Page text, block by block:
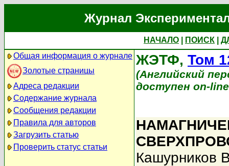
Журнал
НАЧАЛО ПОИСК
Общая информация о журнале
Золотые страницы
Адреса редакции
Содержание журнала
Сообщения редакции
Правила для авторов
Загрузить статью
Проверить статус статьи
ЖЭТФ, Том
(Английский
доступен on-
Кашурников